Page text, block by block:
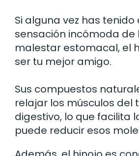
Si alguna vez has tenido
sensación incómoda de
malestar estomacal, el
ser tu mejor amigo.
Sus compuestos
relajar los músculos del
digestivo, lo que facilita
puede reducir esos